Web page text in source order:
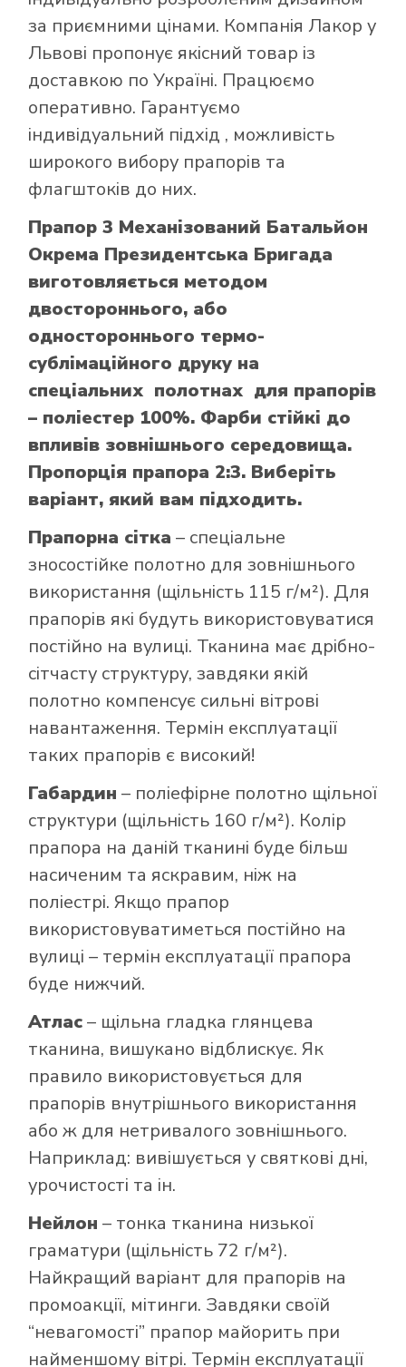
за приємними цінами. Компанія Лакор у
Львові пропонує якісний товар із
доставкою по Україні. Працюємо
оперативно. Гарантуємо
індивідуальний підхід , можливість
широкого вибору прапорів та
флагштоків до них.
Прапор 3 Механізований Батальйон
Окрема Президентська Бригада
виготовляється методом
двостороннього, або
одностороннього термо-
сублімаційного друку на
спеціальних полотнах для прапорів
– поліестер 100%. Фарби стійкі до
впливів зовнішнього середовища.
Пропорція прапора 2:3. Виберіть
варіант, який вам підходить.
Прапорна сітка – спеціальне
зносостійке полотно для зовнішнього
використання (щільність 115 г/м²). Для
прапорів які будуть використовуватися
постійно на вулиці. Тканина має дрібно-
сітчасту структуру, завдяки якій
полотно компенсує сильні вітрові
навантаження. Термін експлуатації
таких прапорів є високий!
Габардин – поліефірне полотно щільної
структури (щільність 160 г/м²). Колір
прапора на даній тканині буде більш
насиченим та яскравим, ніж на
поліестрі. Якщо прапор
використовуватиметься постійно на
вулиці – термін експлуатації прапора
буде нижчий.
Атлас– щільна гладка глянцева
тканина, вишукано відблискує. Як
правило використовується для
прапорів внутрішнього використання
або ж для нетривалого зовнішнього.
Наприклад: вивішується у святкові дні,
урочистості та ін.
Нейлон – тонка тканина низької
граматури (щільність 72 г/м²).
Найкращий варіант для прапорів на
промоакції, мітинги. Завдяки своїй
“невагомості” прапор майорить при
найменшому вітрі. Термін експлуатації